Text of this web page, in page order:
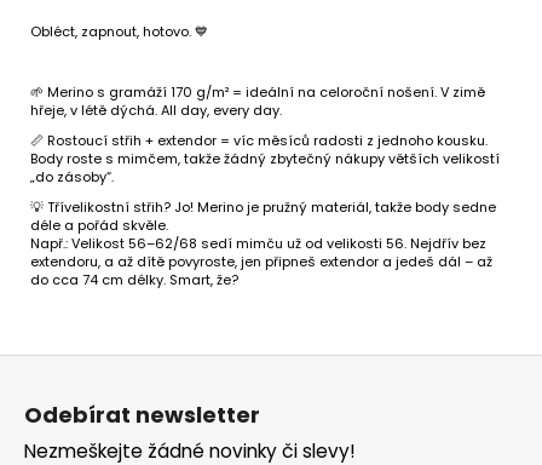
Obléct, zapnout, hotovo. 💙
🌱 Merino s gramáží 170 g/m² = ideální na celoroční nošení. V zimě
hřeje, v létě dýchá. All day, every day.
📏 Rostoucí střih + extendor = víc měsíců radosti z jednoho kousku.
Body roste s mimčem, takže žádný zbytečný nákupy větších velikostí
„do zásoby“.
💡 Třívelikostní střih? Jo! Merino je pružný materiál, takže body sedne
déle a pořád skvěle.
Např.: Velikost 56–62/68 sedí mimču už od velikosti 56. Nejdřív bez
extendoru, a až dítě povyroste, jen připneš extendor a jedeš dál – až
do cca 74 cm délky. Smart, že?
Z
Odebírat newsletter
Nezmeškejte žádné novinky či slevy!